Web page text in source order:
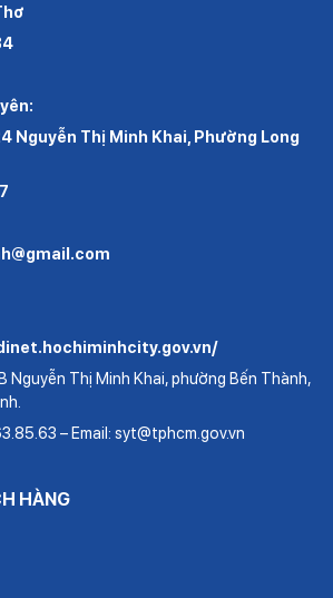
Nguyễn Thị Minh Khai, Phường Long
Nguyễn Thị Minh Khai, phường Bến Thành,
– Email: syt@tphcm.gov.vn
HÀNG